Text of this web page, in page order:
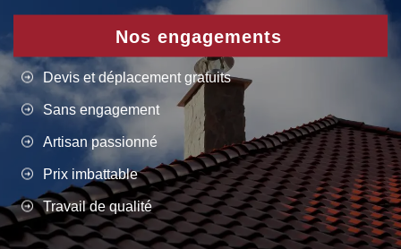
Nos engagements
Devis et déplacement gratuits
Sans engagement
Artisan passionné
Prix imbattable
Travail de qualité